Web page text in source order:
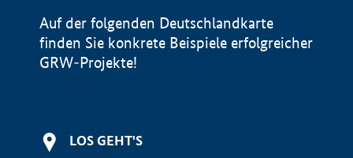
Auf der folgenden Deutschlandkarte
finden Sie konkrete Beispiele erfolgreicher
GRW-Projekte!
LOS GEHT'S